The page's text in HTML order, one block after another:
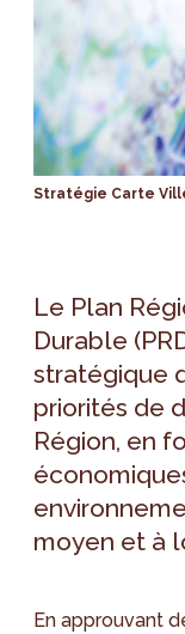
Stratégie Carte
Le Plan
Durable
stratégique
priorités de
Région, en
moyen et à
En approuvant